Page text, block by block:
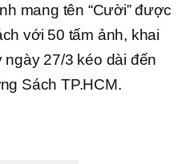
mang tên “Cười” được
với 50 tấm ảnh, khai
27/3 kéo dài đến
Sách TP.HCM.